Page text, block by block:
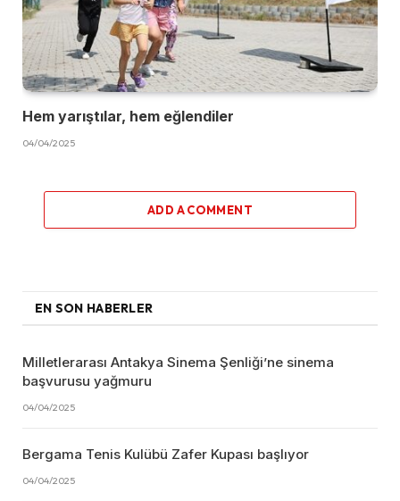
Hem yarıştılar, hem eğlendiler
04/04/2025
ADD A COMMENT
EN SON HABERLER
Milletlerarası Antakya Sinema Şenliği’ne sinema
başvurusu yağmuru
04/04/2025
Bergama Tenis Kulübü Zafer Kupası başlıyor
04/04/2025